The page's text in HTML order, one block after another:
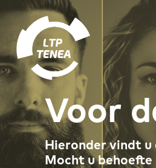
Voor
Hieronder vindt u
Mocht u